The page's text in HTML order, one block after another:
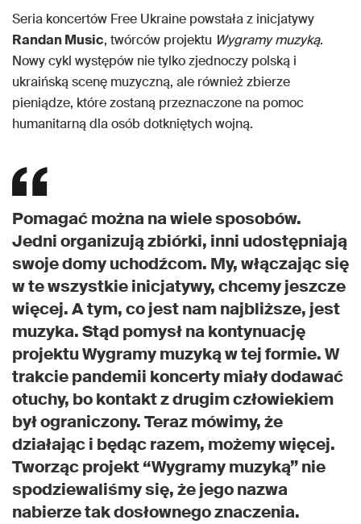
Seria koncertów Free Ukraine powstała z inicjatywy
Randan Music, twórców projektu Wygramy muzyką.
Nowy cykl występów nie tylko zjednoczy polską i
ukraińską scenę muzyczną, ale również zbierze
pieniądze, które zostaną przeznaczone na pomoc
humanitarną dla osób dotkniętych wojną.
Pomagać można na wiele sposobów.
Jedni organizują zbiórki, inni udostępniają
swoje domy uchodźcom. My, włączając się
w te wszystkie inicjatywy, chcemy jeszcze
więcej. A tym, co jest nam najbliższe, jest
muzyka. Stąd pomysł na kontynuację
projektu Wygramy muzyką w tej formie. W
trakcie pandemii koncerty miały dodawać
otuchy, bo kontakt z drugim człowiekiem
był ograniczony. Teraz mówimy, że
działając i będąc razem, możemy więcej.
Tworząc projekt “Wygramy muzyką” nie
spodziewaliśmy się, że jego nazwa
nabierze tak dosłownego znaczenia.